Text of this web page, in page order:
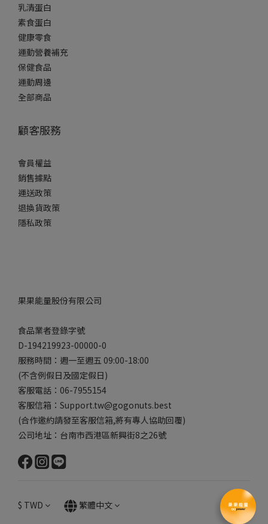
乳清蛋白
素食蛋白
健康零食
運動營養補充
保健食品
運動周邊
全部商品
顧客服務
會員權益
銷售據點
運送政策
退換貨政策
隱私政策
果果能量股份有限公司
食品業者登錄字號
D-194219923-00000-0
服務時間：週一至週五 09:00-18:00
(不含例假日及國定假日)
客服電話：06-7955154
客服信箱：Support.tw@gogonuts.best
(合作邀約請發至客服信箱,將有專人協助回覆)
公司地址：台南市西港區新興街8之26號
$ TWD 繁體中文